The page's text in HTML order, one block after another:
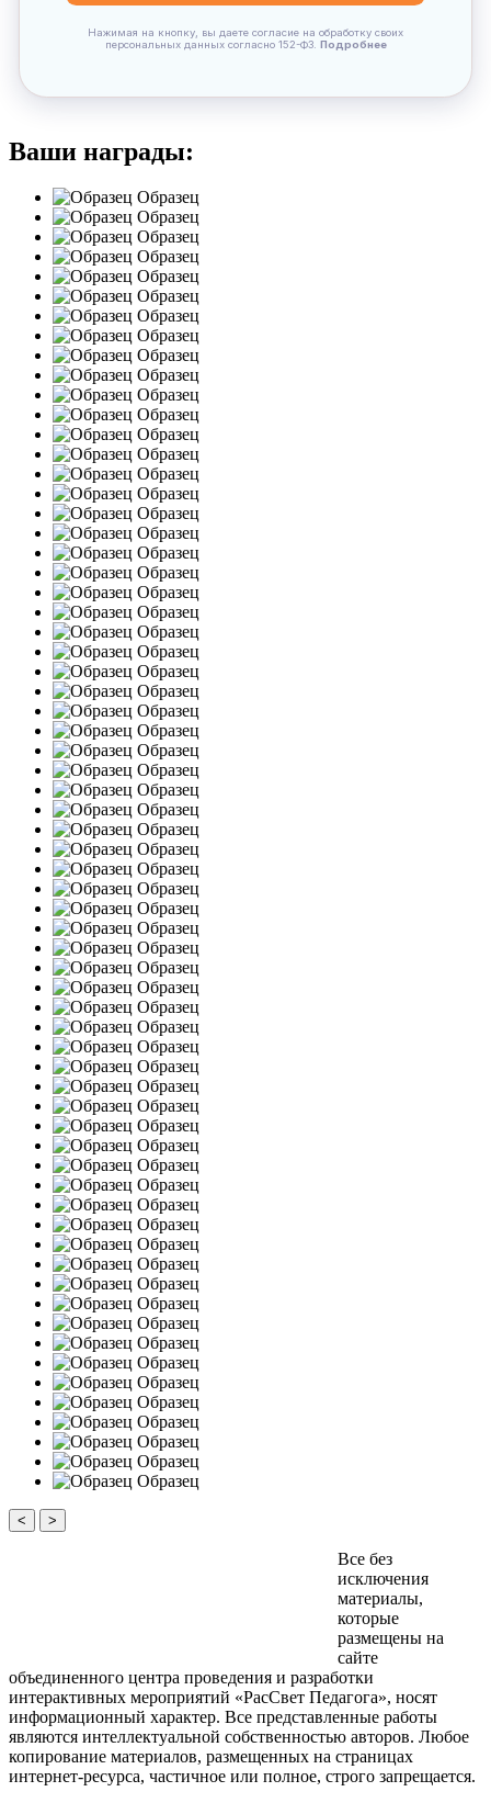
Подпишитесь на рассылку сегодня и
первым о самом важном.
Email
Имя
Организация
Нажимая на кнопку, вы даете согласие на обработку
персональных данных согласно 152-ФЗ.
Ваши награды:
Образец
Образец
Образец
Образец
Образец
Образец
Образец
Образец
Образец
Образец
Образец
Образец
Образец
Образец
Образец
Образец
Образец
Образец
Образец
Образец
Образец
Образец
Образец
Образец
Образец
Образец
Образец
Образец
Образец
Образец
Образец
Образец
Образец
Образец
Образец
Образец
Образец
Образец
Образец
Образец
Образец
Образец
Образец
Образец
Образец
Образец
Образец
Образец
Образец
Образец
Образец
Образец
Образец
Образец
Образец
Образец
Образец
Образец
Образец
Образец
Образец
Образец
Образец
Образец
Образец
Образец
< >
Все без
исключения
материалы,
которые
размещены на
сайте
объединенного центра проведения и разработки
интерактивных мероприятий «РасСвет Педагога», носят
информационный характер. Все представленные работы
являются интеллектуальной собственностью авторов. Любое
копирование материалов, размещенных на страницах
интернет-ресурса, частичное или полное, строго запрещается.